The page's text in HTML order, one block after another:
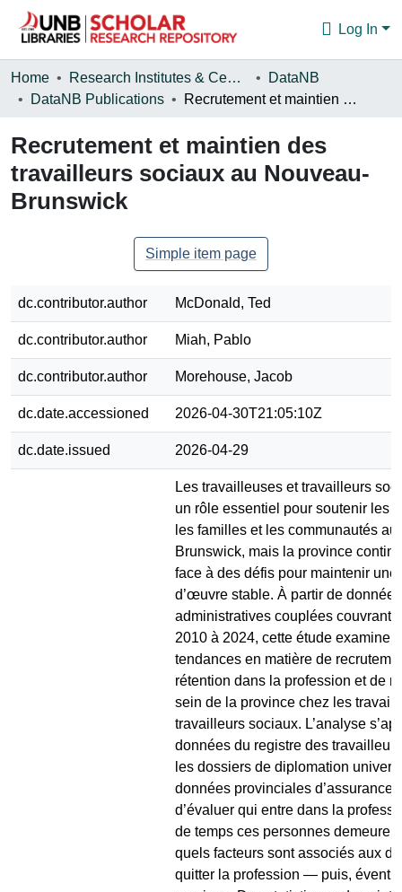
Log In
Communities & Collections
Statistics
About
Home Research Institutes & Centres
DataNB
DataNB Publications
Recrutement et maintien des travailleurs sociaux au Nouveau-Brunswick
Recrutement et maintien des
travailleurs sociaux au Nouveau-
Brunswick
Simple item page
dc.contributor.author McDonald, Ted
dc.contributor.author Miah, Pablo
dc.contributor.author Morehouse, Jacob
dc.date.accessioned 2026-04-30T21:05:10Z
dc.date.issued 2026-04-29
Les travailleuses et travailleurs
un rôle essentiel pour soutenir les
les familles et les communautés
Brunswick, mais la province
face à des défis pour maintenir une
d’œuvre stable. À partir de données
administratives couplées couvrant
2010 à 2024, cette étude examine
tendances en matière de
rétention dans la profession et de
sein de la province chez les
travailleurs sociaux. L’analyse
données du registre des
les dossiers de diplomation
données provinciales
d’évaluer qui entre dans la
de temps ces personnes
quels facteurs sont associés aux
quitter la profession — puis,